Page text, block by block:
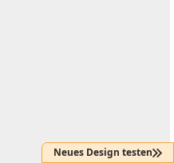
Neues Design testen